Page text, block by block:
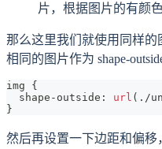
片，根据图片的有颜
那么这里我们就使用同样
相同的图片作为 shape-
img {
  shape
- outside : url ( . /
}
然后再设置一下边距和偏移